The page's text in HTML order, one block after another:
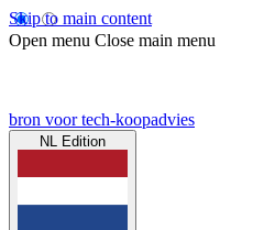
Skip to main content
Open menu Close main menu
bron voor tech-koopadvies
NL Edition